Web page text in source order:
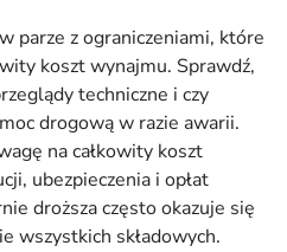
parze z ograniczeniami, które
koszt wynajmu. Sprawdź,
techniczne i czy
drogową w razie awarii.
na całkowity koszt
ubezpieczenia i opłat
droższa często okazuje się
wszystkich składowych.